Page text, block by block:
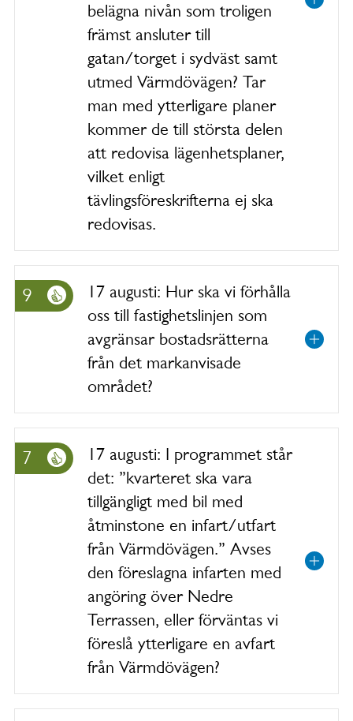
belägna nivån som troligen
främst ansluter till
gatan/torget i sydväst samt
utmed Värmdövägen? Tar
man med ytterligare planer
kommer de till största delen
att redovisa lägenhetsplaner,
vilket enligt
tävlingsföreskrifterna ej ska
redovisas.
9
17 augusti: Hur ska vi förhålla
oss till fastighetslinjen som
avgränsar bostadsrätterna
från det markanvisade
området?
7
17 augusti: I programmet står
det: ”kvarteret ska vara
tillgängligt med bil med
åtminstone en infart/utfart
från Värmdövägen.” Avses
den föreslagna infarten med
angöring över Nedre
Terrassen, eller förväntas vi
föreslå ytterligare en avfart
från Värmdövägen?